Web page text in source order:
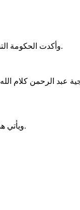
وأكدت الحكومة التشادية في بيان رسمي أن هذا القرار جاء بعد تحليل معمق للأوضاع، ويهدف إلى تأكيد السيادة الوطنية وإعادة ترتيب أولويات الشراكات الاستراتيجية.
عبد الرحمن كلام
ويأتي هذا التطور بعد ساعات من زيارة وزير الخارجية الفرنسي جان نويل بارو للعاصمة التشادية نجامينا، حيث زار مخيماً للاجئين قرب الحدود مع السودان.